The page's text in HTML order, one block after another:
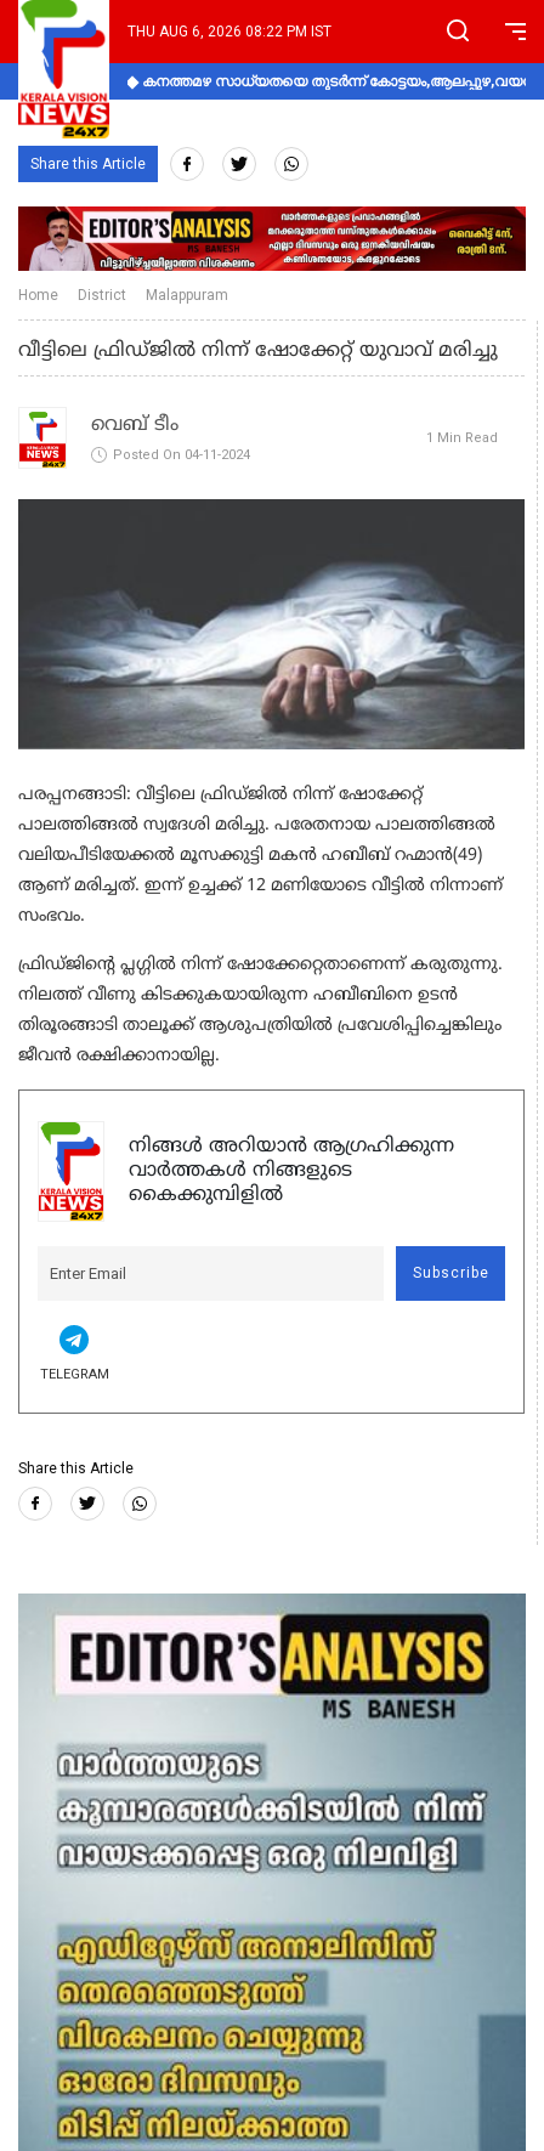
THU AUG 6, 2026 08:22 PM IST
കനത്തമഴ സാധ്യതയെ തുടർന്ന്
Share this Article
Home District Malappuram
വീട്ടിലെ ഫ്രിഡ്ജില്‍ നിന്ന് ഷോക്കേറ്റ് യുവാവ് മരിച്ചു
വെബ് ടീം
Posted On 04-11-2024
1 Min Read
പരപ്പനങ്ങാടി: വീട്ടിലെ ഫ്രിഡ്ജില്‍ നിന്ന് ഷോക്കേറ്റ്
പാലത്തിങ്ങല്‍ സ്വദേശി മരിച്ചു. പരേതനായ പാലത്തിങ്ങല്‍
വലിയപീടിയേക്കല്‍ മൂസക്കുട്ടി മകന്‍ ഹബീബ് റഹ്മാന്‍(49)
ആണ് മരിച്ചത്. ഇന്ന് ഉച്ചക്ക് 12 മണിയോടെ വീട്ടില്‍ നിന്നാണ്
സംഭവം.
ഫ്രിഡ്ജിന്റെ പ്ലഗ്ഗില്‍ നിന്ന് ഷോക്കേറ്റെതാണെന്ന് കരുതുന്നു.
നിലത്ത് വീണു കിടക്കുകയായിരുന്ന ഹബീബിനെ ഉടന്‍
തിരൂരങ്ങാടി താലൂക്ക് ആശുപത്രിയില്‍ പ്രവേശിപ്പിച്ചെങ്കിലും
ജീവന്‍ രക്ഷിക്കാനായില്ല.
നിങ്ങൾ അറിയാൻ ആഗ്രഹിക്കുന്ന
വാർത്തകൾ നിങ്ങളുടെ
കൈക്കുമ്പിളിൽ
Subscribe
TELEGRAM
Share this Article